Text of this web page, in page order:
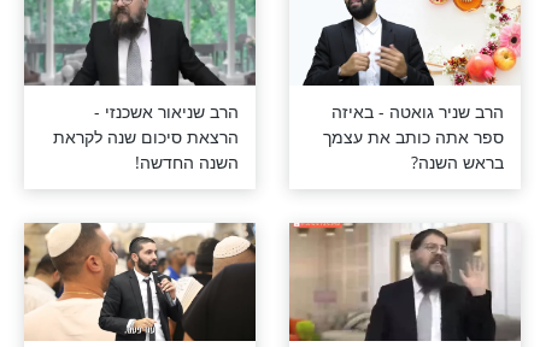
אשכנזי-איך
ממלך
הרב יגאל כהן - טעית?
אתה יכול לתקן ועכשיו
בדיוק הזמן לחזור בתשובה